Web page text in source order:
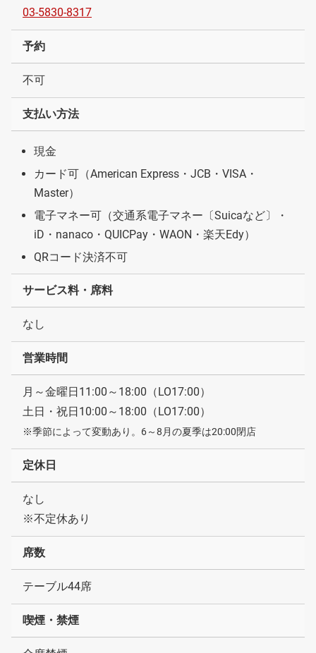
03-5830-8317
予約
不可
支払い方法
現金
カード可（American Express・JCB・VISA・
Master）
電子マネー可（交通系電子マネー〔Suicaなど〕・
iD・nanaco・QUICPay・WAON・楽天Edy）
QRコード決済不可
サービス料・席料
なし
営業時間
月～金曜日11:00～18:00（LO17:00）
土日・祝日10:00～18:00（LO17:00）
※季節によって変動あり。6～8月の夏季は20:00閉店
定休日
なし
※不定休あり
席数
テーブル44席
喫煙・禁煙